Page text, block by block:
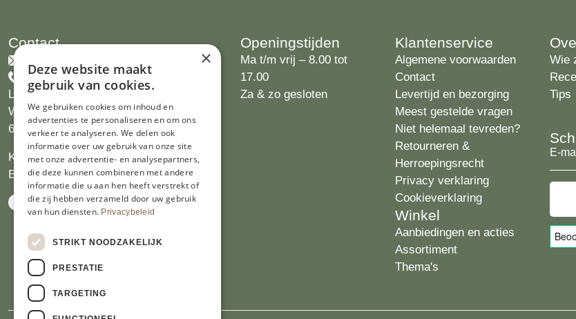
Contact
+31455226693
Limburgs Bakwinkeltje
Wijngaardsweg 16
6412 PJ Heerlen
KVK 14069470
BTW NL809913914.B01
Openingstijden
Ma t/m vrij – 8.00 tot
17.00
Za & zo gesloten
Klantenservice
Algemene voorwaarden
Contact
Levertijd en bezorging
Meest gestelde vragen
Niet helemaal tevreden?
Retourneren &
Herroepingsrecht
Privacy verklaring
Cookieverklaring
Winkel
Aanbiedingen en acties
Assortiment
Thema's
Wie
Tips
E-
×
Deze website maakt
gebruik van cookies.
We gebruiken cookies om inhoud en
advertenties te personaliseren en om ons
verkeer te analyseren. We delen ook
informatie over uw gebruik van onze site
met onze advertentie- en analysepartners,
die deze kunnen combineren met andere
informatie die u aan hen heeft verstrekt of
die zij hebben verzameld door uw gebruik
van hun diensten. Privacybeleid
STRIKT NOODZAKELIJK
PRESTATIE
TARGETING